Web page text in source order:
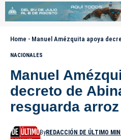
Home - Manuel Amézquita apoya decreto de
NACIONALES
Manuel
decreto de
resguarda
ByREDACCIÓN DE ÚLTIMO